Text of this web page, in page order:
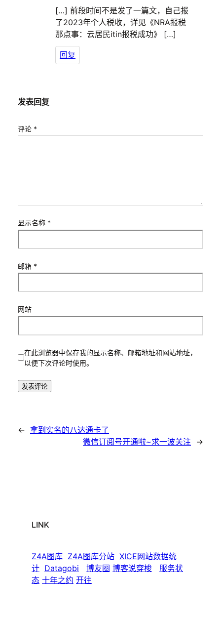
[…] 前段时间不是发了一篇文，自己报
了2023年个人税收，详见《NRA报税
那点事：云居民itin报税成功》 […]
回复
发表回复
评论 *
显示名称 *
邮箱 *
网站
在此浏览器中保存我的显示名称、邮箱地址和网站地址，
以便下次评论时使用。
← 拿到实名的八达通卡了
微信订阅号开通啦~求一波关注
→
LINK
Z4A图库 Z4A图库分站 XICE网站数据统
计 Datagobi 博友圈 博客说穿梭
服务状
态 十年之约 开往